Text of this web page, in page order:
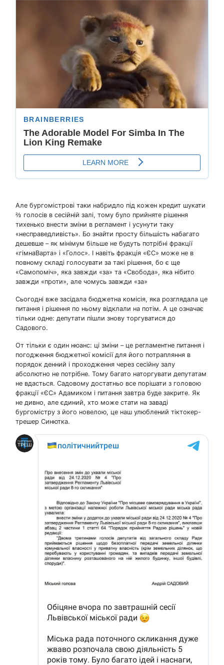
Але бургомістрові таки набридло під кожен кредит шукати
⅔ голосів в сесійній залі, тому було прийняте рішення
тихенько внести зміни в регламент і усунути таку
«несправедливість». Бо знайти просту більшість набагато
дешевше – як мінімум більше не будуть потрібні фракції
«гімнаВарта» і «Голос». І навіть фракція «ЄС» може не в
повному складі голосувати за такі рішення, бо є ще
«Самопоміч», яка завжди «за» та «Свобода», яка нібито
завжди «проти», але чомусь завжди «за»
Сьогодні вже засідала бюджетна комісія, яка розглядала це
питання і рішення по ньому відклали на потім. А це означає
тільки одне: депутати пішли знову торгуватися до
Садового.
От тільки є один нюанс: ці зміни – це регламентне питання і
погодження бюджетної комісії для його потрапляння в
порядок денний і проходження через сесійну залу
абсолютно не потрібне. Тому багато наторгувати депутатам
не вдасться. Садовому достатньо все порішати з головою
фракції «ЄС» Адамиком і питання завтра буде закрите. Як
не дивно, але єдиний, хто може стати на заваді
бургомістру з його новелою, це наш улюблений тіктокер-
трешер Синютка.